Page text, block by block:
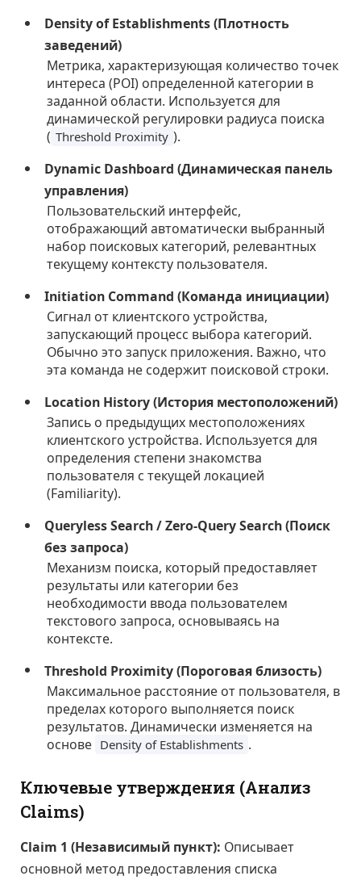
Density of Establishments (Плотность
заведений)
Метрика, характеризующая количество точек
интереса (POI) определенной категории в
заданной области. Используется для
динамической регулировки радиуса поиска
( Threshold Proximity ).
Dynamic Dashboard (Динамическая панель
управления)
Пользовательский интерфейс,
отображающий автоматически выбранный
набор поисковых категорий, релевантных
текущему контексту пользователя.
Initiation Command (Команда инициации)
Сигнал от клиентского устройства,
запускающий процесс выбора категорий.
Обычно это запуск приложения. Важно, что
эта команда не содержит поисковой строки.
Location History (История местоположений)
Запись о предыдущих местоположениях
клиентского устройства. Используется для
определения степени знакомства
пользователя с текущей локацией
(Familiarity).
Queryless Search / Zero-Query Search (Поиск
без запроса)
Механизм поиска, который предоставляет
результаты или категории без
необходимости ввода пользователем
текстового запроса, основываясь на
контексте.
Threshold Proximity (Пороговая близость)
Максимальное расстояние от пользователя, в
пределах которого выполняется поиск
результатов. Динамически изменяется на
основе Density of Establishments .
Ключевые утверждения (Анализ
Claims)
Claim 1 (Независимый пункт): Описывает
основной метод предоставления списка